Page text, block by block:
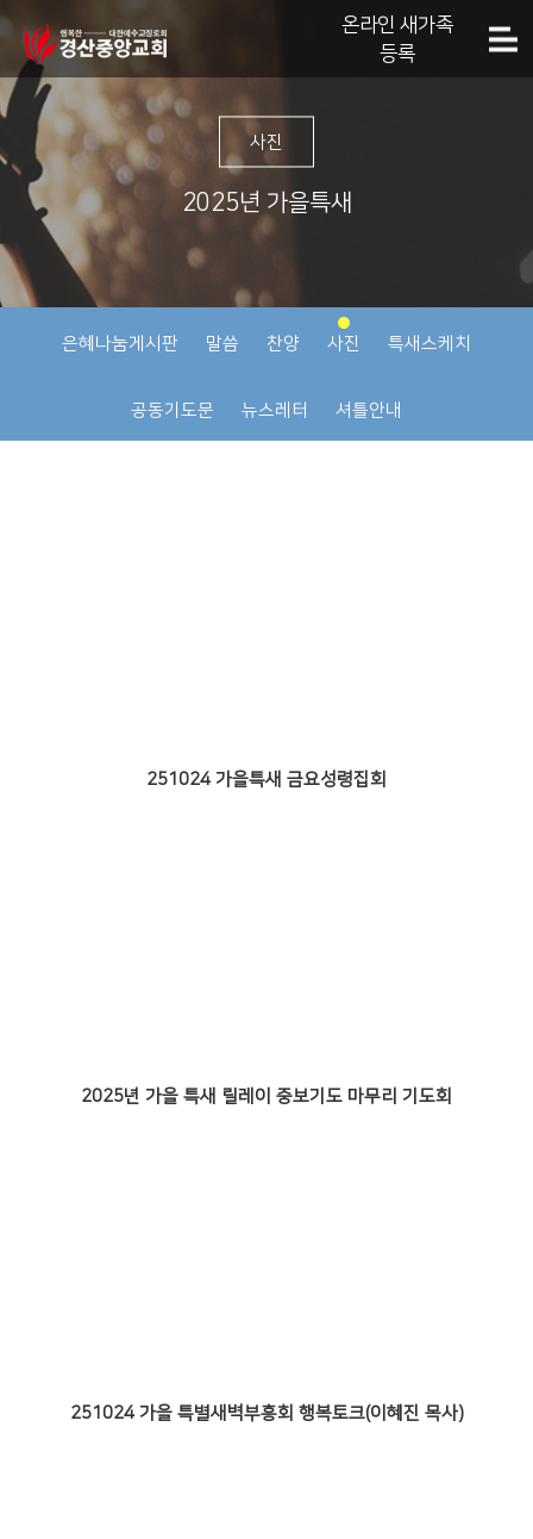
온라인 새가족
등록
사진
2025년 가을특새
은혜나눔게시판 말씀 찬양 사진 특새스케치
공동기도문 뉴스레터 셔틀안내
251024 가을특새 금요성령집회
2025년 가을 특새 릴레이 중보기도 마무리 기도회
251024 가을 특별새벽부흥회 행복토크(이혜진 목사)